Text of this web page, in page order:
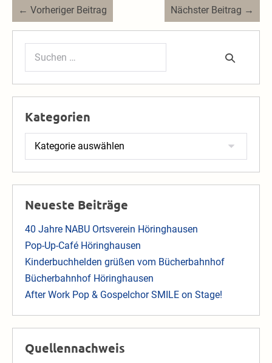
Beitragsnavigation
← Vorheriger Beitrag Nächster Beitrag →
Suchen
Kategorien
Kategorien
Neueste Beiträge
40 Jahre NABU Ortsverein Höringhausen
Pop-Up-Café Höringhausen
Kinderbuchhelden grüßen vom Bücherbahnhof
Bücherbahnhof Höringhausen
After Work Pop & Gospelchor SMILE on Stage!
Quellennachweis